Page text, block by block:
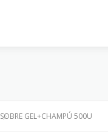
SOBRE GEL+CHAMPÚ 500U